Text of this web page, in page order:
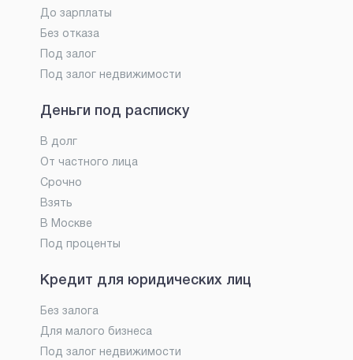
До зарплаты
Без отказа
Под залог
Под залог недвижимости
Деньги под расписку
В долг
От частного лица
Срочно
Взять
В Москве
Под проценты
Кредит для юридических лиц
Без залога
Для малого бизнеса
Под залог недвижимости